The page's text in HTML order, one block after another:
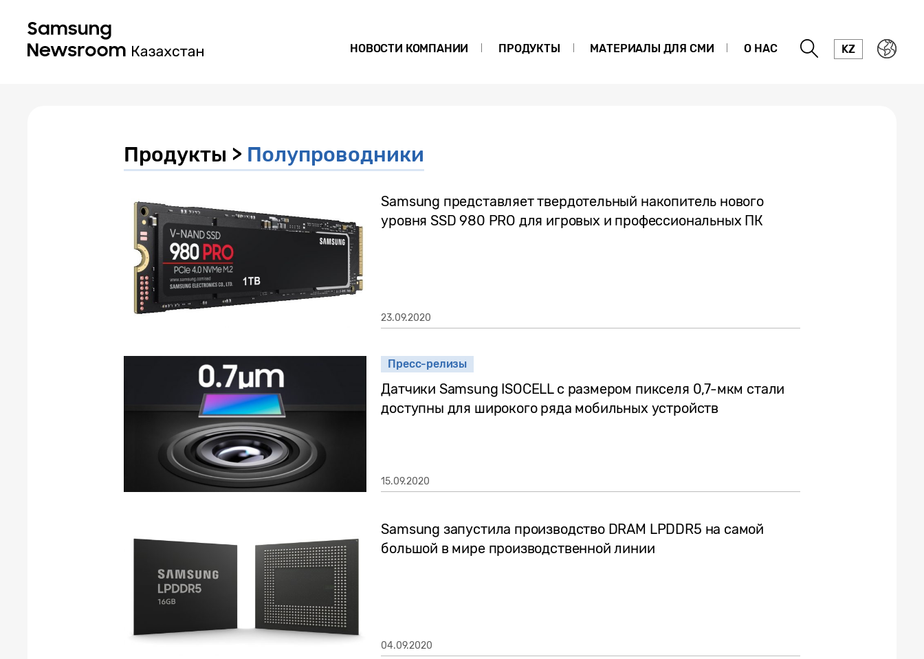
НОВОСТИ КОМПАНИИ ПРОДУКТЫ МАТЕРИАЛЫ ДЛЯ СМИ О НАС KZ
Продукты > Полупроводники
Samsung представляет твердотельный накопитель нового
уровня SSD 980 PRO для игровых и профессиональных ПК
23.09.2020
Пресс-релизы
Датчики Samsung ISOCELL с размером пикселя 0,7-мкм стали
доступны для широкого ряда мобильных устройств
15.09.2020
Samsung запустила производство DRAM LPDDR5 на самой
большой в мире производственной линии
04.09.2020